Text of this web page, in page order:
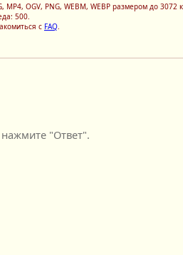
OGV, PNG, WEBM, WEBP размером до 3072
500.
с FAQ
"Ответ".